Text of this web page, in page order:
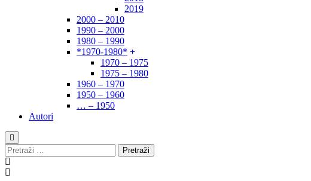
2019
2000 – 2010
1990 – 2000
1980 – 1990
*1970-1980*
1970 – 1975
1975 – 1980
1960 – 1970
1950 – 1960
… – 1950
Autori
Pretraži: